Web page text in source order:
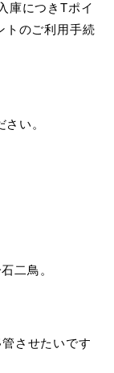
庫につきTポイ
トのご利用手続
さい。
二鳥。
させたいです